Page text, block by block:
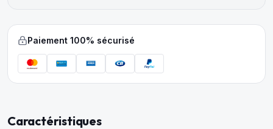
Paiement 100% sécurisé
Caractéristiques